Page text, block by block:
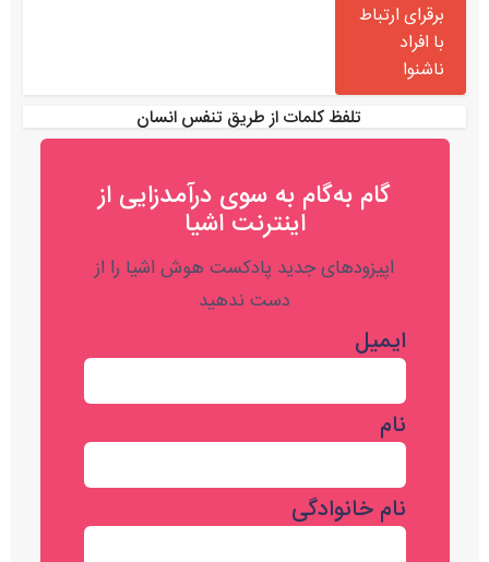
تلفظ کلمات از طریق تنفس انسان
گام به‌گام به‌ سوی درآمدزایی از
اینترنت اشیا
اپیزودهای جدید پادکست هوش اشیا را از
دست ندهید
ایمیل
نام
نام خانوادگی